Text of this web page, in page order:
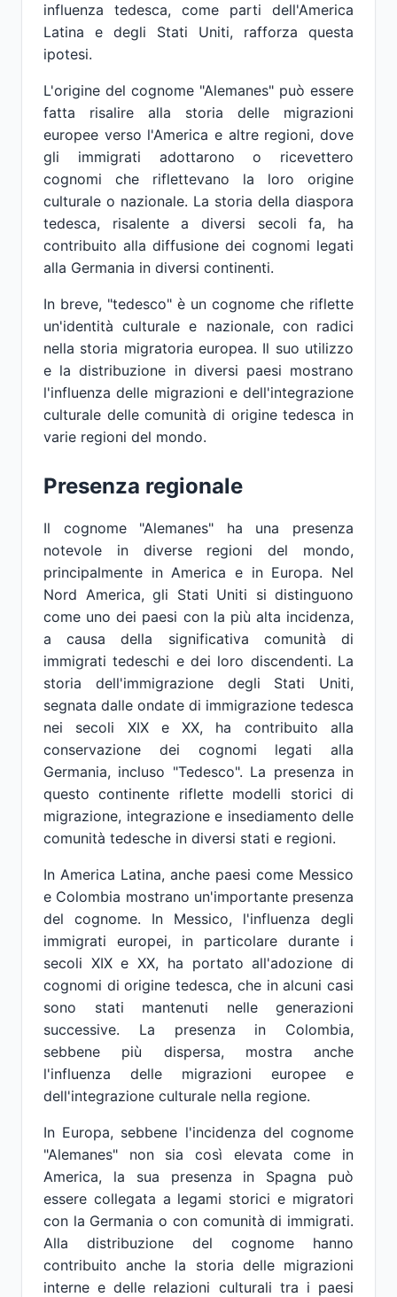
influenza tedesca, come parti dell'America
Latina e degli Stati Uniti, rafforza questa
ipotesi.
L'origine del cognome "Alemanes" può essere
fatta risalire alla storia delle migrazioni
europee verso l'America e altre regioni, dove
gli immigrati adottarono o ricevettero
cognomi che riflettevano la loro origine
culturale o nazionale. La storia della diaspora
tedesca, risalente a diversi secoli fa, ha
contribuito alla diffusione dei cognomi legati
alla Germania in diversi continenti.
In breve, "tedesco" è un cognome che riflette
un'identità culturale e nazionale, con radici
nella storia migratoria europea. Il suo utilizzo
e la distribuzione in diversi paesi mostrano
l'influenza delle migrazioni e dell'integrazione
culturale delle comunità di origine tedesca in
varie regioni del mondo.
Presenza regionale
Il cognome "Alemanes" ha una presenza
notevole in diverse regioni del mondo,
principalmente in America e in Europa. Nel
Nord America, gli Stati Uniti si distinguono
come uno dei paesi con la più alta incidenza,
a causa della significativa comunità di
immigrati tedeschi e dei loro discendenti. La
storia dell'immigrazione degli Stati Uniti,
segnata dalle ondate di immigrazione tedesca
nei secoli XIX e XX, ha contribuito alla
conservazione dei cognomi legati alla
Germania, incluso "Tedesco". La presenza in
questo continente riflette modelli storici di
migrazione, integrazione e insediamento delle
comunità tedesche in diversi stati e regioni.
In America Latina, anche paesi come Messico
e Colombia mostrano un'importante presenza
del cognome. In Messico, l'influenza degli
immigrati europei, in particolare durante i
secoli XIX e XX, ha portato all'adozione di
cognomi di origine tedesca, che in alcuni casi
sono stati mantenuti nelle generazioni
successive. La presenza in Colombia,
sebbene più dispersa, mostra anche
l'influenza delle migrazioni europee e
dell'integrazione culturale nella regione.
In Europa, sebbene l'incidenza del cognome
"Alemanes" non sia così elevata come in
America, la sua presenza in Spagna può
essere collegata a legami storici e migratori
con la Germania o con comunità di immigrati.
Alla distribuzione del cognome hanno
contribuito anche la storia delle migrazioni
interne e delle relazioni culturali tra i paesi